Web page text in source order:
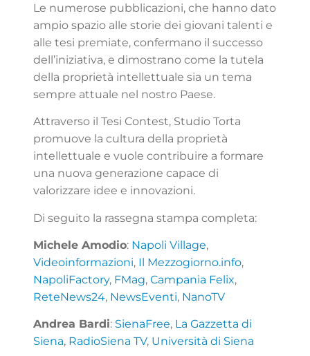
Le numerose pubblicazioni, che hanno dato
ampio spazio alle storie dei giovani talenti e
alle tesi premiate, confermano il successo
dell’iniziativa, e dimostrano come la tutela
della proprietà intellettuale sia un tema
sempre attuale nel nostro Paese.
Attraverso il Tesi Contest, Studio Torta
promuove la cultura della proprietà
intellettuale e vuole contribuire a formare
una nuova generazione capace di
valorizzare idee e innovazioni.
Di seguito la rassegna stampa completa:
Michele Amodio: Napoli Village,
Videoinformazioni, Il Mezzogiorno.info,
NapoliFactory, FMag, Campania Felix,
ReteNews24, NewsEventi, NanoTV
Andrea Bardi: SienaFree, La Gazzetta di
Siena, RadioSiena TV, Università di Siena